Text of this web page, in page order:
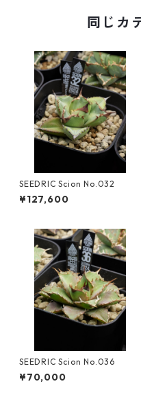
同じカ
SEEDRIC Scion No.032
¥127,600
SEEDRIC Scion No.036
¥70,000